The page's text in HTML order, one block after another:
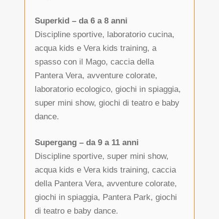
Superkid – da 6 a 8 anni
Discipline sportive, laboratorio cucina,
acqua kids e Vera kids training, a
spasso con il Mago, caccia della
Pantera Vera, avventure colorate,
laboratorio ecologico, giochi in spiaggia,
super mini show, giochi di teatro e baby
dance.
Supergang – da 9 a 11 anni
Discipline sportive, super mini show,
acqua kids e Vera kids training, caccia
della Pantera Vera, avventure colorate,
giochi in spiaggia, Pantera Park, giochi
di teatro e baby dance.